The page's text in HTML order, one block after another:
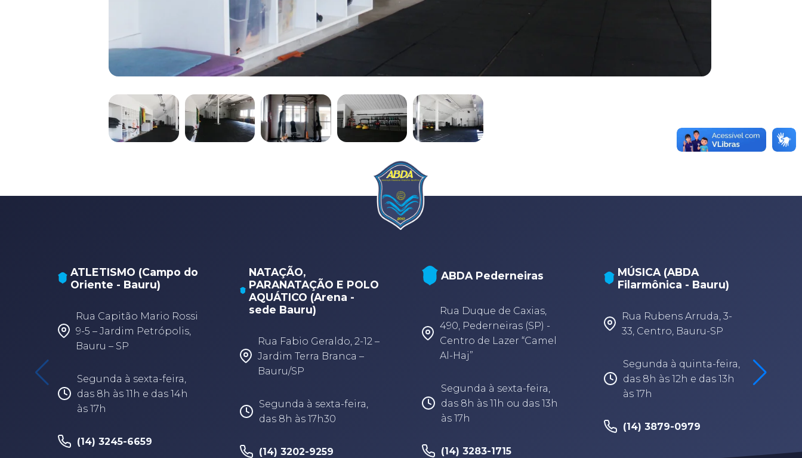
ATLETISMO (Campo do
Oriente - Bauru)
Rua Capitão Mario Rossi
9-5 – Jardim Petrópolis,
Bauru – SP
Segunda à sexta-feira,
das 8h às 11h e das 14h
às 17h
(14) 3245-6659
NATAÇÃO,
PARANATAÇÃO E POLO
AQUÁTICO (Arena -
sede Bauru)
Rua Fabio Geraldo, 2-12 –
Jardim Terra Branca –
Bauru/SP
Segunda à sexta-feira,
das 8h às 17h30
(14) 3202-9259
ABDA Pederneiras
Rua Duque de Caxias,
490, Pederneiras (SP) -
Centro de Lazer “Camel
Al-Haj”
Segunda à sexta-feira,
das 8h às 11h ou das 13h
às 17h
(14) 3283-1715
MÚSICA (ABDA
Filarmônica - Bauru)
Rua Rubens Arruda, 3-
33, Centro, Bauru-SP
Segunda à quinta-feira,
das 8h às 12h e das 13h
às 17h
(14) 3879-0979